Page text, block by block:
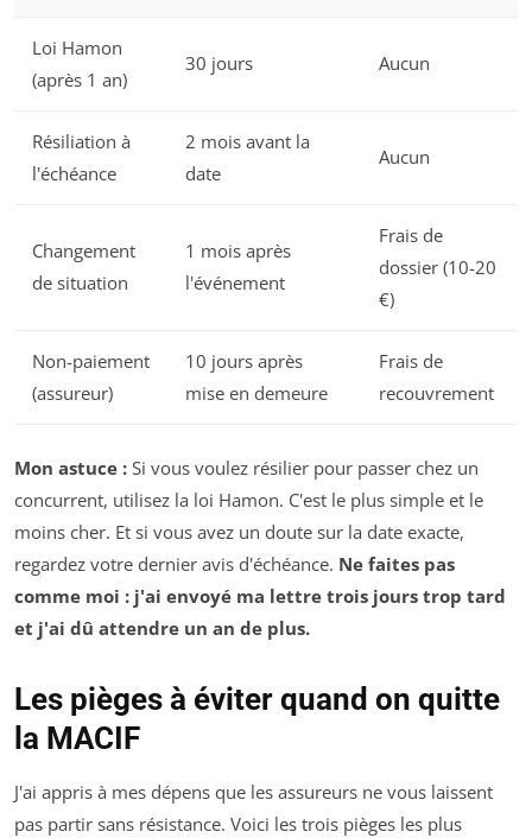
Loi Hamon
(après 1 an)
30 jours Aucun
Résiliation à
l'échéance
2 mois avant la
date
Aucun
Changement
de situation
1 mois après
l'événement
Frais de
dossier (10-20
€)
Non-paiement
(assureur)
10 jours après
mise en demeure
Frais de
recouvrement
Mon astuce : Si vous voulez résilier pour passer chez un
concurrent, utilisez la loi Hamon. C'est le plus simple et le
moins cher. Et si vous avez un doute sur la date exacte,
regardez votre dernier avis d'échéance. Ne faites pas
comme moi : j'ai envoyé ma lettre trois jours trop tard
et j'ai dû attendre un an de plus.
Les pièges à éviter quand on quitte
la MACIF
J'ai appris à mes dépens que les assureurs ne vous laissent
pas partir sans résistance. Voici les trois pièges les plus